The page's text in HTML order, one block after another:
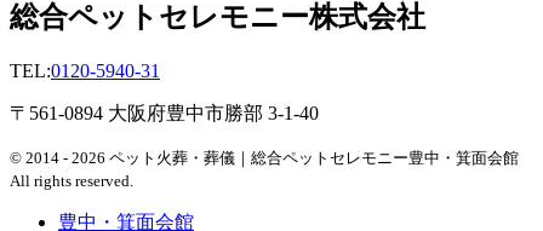
総合ペットセレモニー株式会社
TEL:0120-5940-31
〒561-0894 大阪府豊中市勝部 3-1-40
© 2014 - 2026 ペット火葬・葬儀｜総合ペットセレモニー豊中・箕面会館
All rights reserved.
豊中・箕面会館